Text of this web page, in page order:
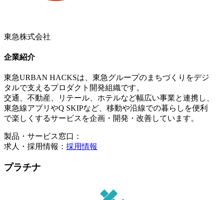
東急株式会社
企業紹介
東急URBAN HACKSは、東急グループのまちづくりをデジ
タルで支えるプロダクト開発組織です。
交通、不動産、リテール、ホテルなど幅広い事業と連携し、
東急線アプリやQ SKIPなど、移動や沿線での暮らしを便利
で楽しくするサービスを企画・開発・改善しています。
製品・サービス窓口：
求人・採用情報： 採用情報
プラチナ